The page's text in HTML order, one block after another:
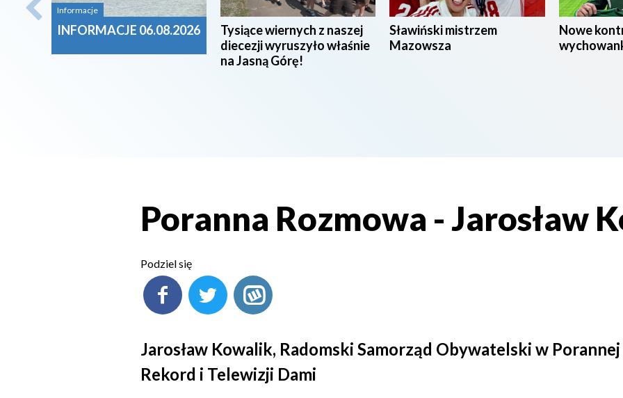
Informacje
INFORMACJE 06.08.2026
Tysiące wiernych z naszej
diecezji wyruszyło właśnie
na Jasną Górę!
Sławiński mistrzem
Mazowsza
Nowe
Poranna Rozmowa - Jarosław
Podziel się
Jarosław Kowalik, Radomski Samorząd Obywatelski w
Rekord i Telewizji Dami